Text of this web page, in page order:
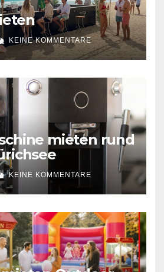
KEINE KOMMENTARE
mieten rund
KEINE KOMMENTARE